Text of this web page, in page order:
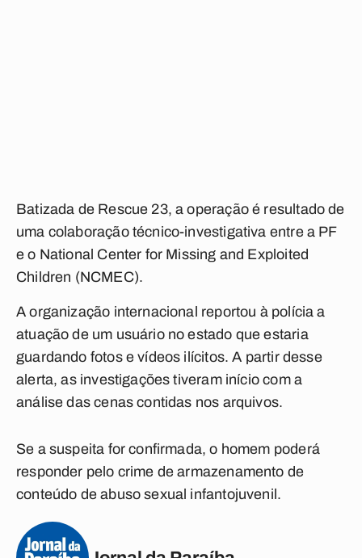
Batizada de Rescue 23, a operação é resultado de
uma colaboração técnico-investigativa entre a PF
e o National Center for Missing and Exploited
Children (NCMEC).
A organização internacional reportou à polícia a
atuação de um usuário no estado que estaria
guardando fotos e vídeos ilícitos. A partir desse
alerta, as investigações tiveram início com a
análise das cenas contidas nos arquivos.
Se a suspeita for confirmada, o homem poderá
responder pelo crime de armazenamento de
conteúdo de abuso sexual infantojuvenil.